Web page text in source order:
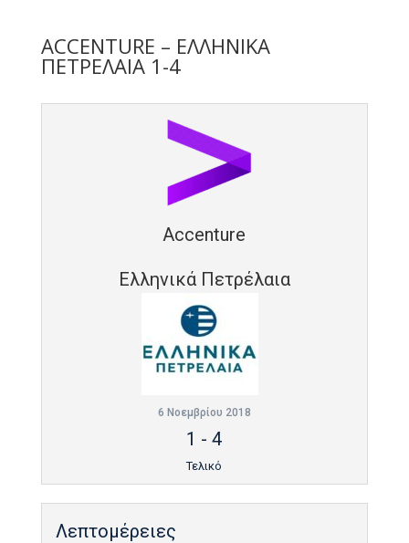
ACCENTURE – ΕΛΛΗΝΙΚΑ
ΠΕΤΡΕΛΑΙΑ 1-4
Accenture
Ελληνικά Πετρέλαια
6 Νοεμβρίου 2018
1 -4
Τελικό
Λεπτομέρειες